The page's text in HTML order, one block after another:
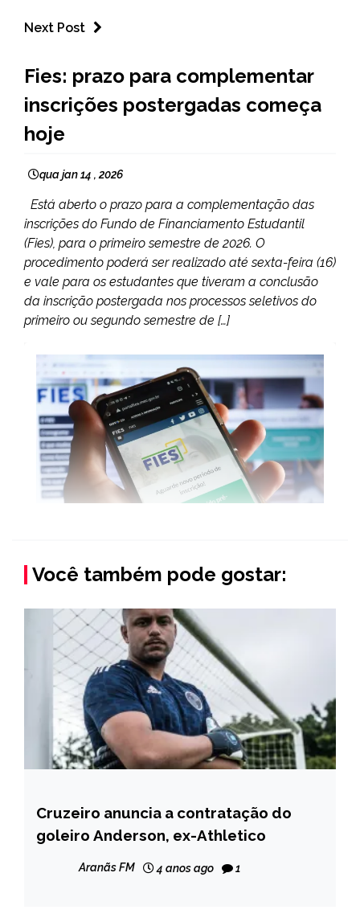
Next Post
NOTÍCIAS
Fies: prazo para complementar
inscrições postergadas começa
hoje
qua jan 14 , 2026
Está aberto o prazo para a complementação das
inscrições do Fundo de Financiamento Estudantil
(Fies), para o primeiro semestre de 2026. O
procedimento poderá ser realizado até sexta-feira (16)
e vale para os estudantes que tiveram a conclusão
da inscrição postergada nos processos seletivos do
primeiro ou segundo semestre de […]
Você também pode gostar:
ESPORTES
NOTÍCIAS
Cruzeiro anuncia a contratação do
goleiro Anderson, ex-Athletico
Aranãs FM 4 anos ago 1